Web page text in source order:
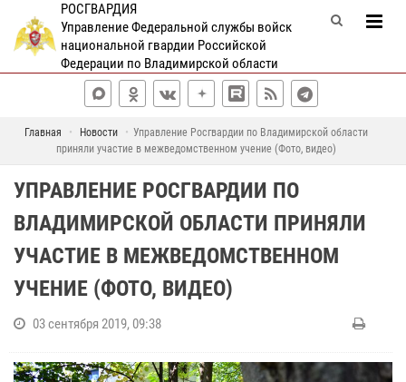
РОСГВАРДИЯ
Управление Федеральной службы войск
национальной гвардии Российской
Федерации по Владимирской области
Главная Новости
Управление Росгвардии по Владимирской области
приняли участие в межведомственном учение (Фото, видео)
УПРАВЛЕНИЕ РОСГВАРДИИ ПО
ВЛАДИМИРСКОЙ ОБЛАСТИ ПРИНЯЛИ
УЧАСТИЕ В МЕЖВЕДОМСТВЕННОМ
УЧЕНИЕ (ФОТО, ВИДЕО)
03 сентября 2019, 09:38